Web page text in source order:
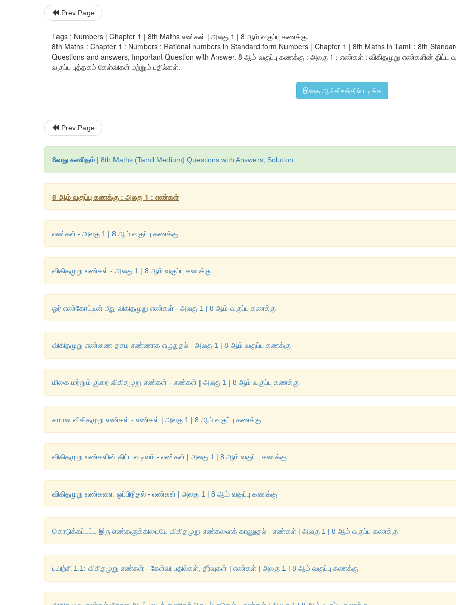
Prev Page
Tags : Numbers | Chapter 1 | 8th Maths எண்கள் | அலகு 1 | 8 ஆம் வகுப்பு கணக்கு.
8th Maths : Chapter 1 : Numbers : Rational numbers in Standard form Numbers | Chapter 1 | 8th Maths in Tamil : 8th
Questions and answers, Important Question with Answer. 8 ஆம் வகுப்பு கணக்கு : அலகு 1 : எண்கள் : விகிதமுறு எண்களின்
வகுப்பு புத்தகம் கேள்விகள் மற்றும் பதில்கள்.
இதை ஆங்கிலத்தில் படிக்க
Prev Page
8வது கணிதம் | 8th Maths (Tamil Medium) Questions with Answers, Solution
8 ஆம் வகுப்பு கணக்கு : அலகு 1 : எண்கள்
எண்கள் - அலகு 1 | 8 ஆம் வகுப்பு கணக்கு
விகிதமுறு எண்கள் - அலகு 1 | 8 ஆம் வகுப்பு கணக்கு
ஓர் எண்கோட்டின் மீது விகிதமுறு எண்கள் - அலகு 1 | 8 ஆம் வகுப்பு கணக்கு
விகிதமுறு எண்ணை தசம எண்ணாக எழுதுதல் - அலகு 1 | 8 ஆம் வகுப்பு கணக்கு
மிகை மற்றும் குறை விகிதமுறு எண்கள் - எண்கள் | அலகு 1 | 8 ஆம் வகுப்பு கணக்கு
சமான விகிதமுறு எண்கள் - எண்கள் | அலகு 1 | 8 ஆம் வகுப்பு கணக்கு
விகிதமுறு எண்களின் திட்ட வடிவம் - எண்கள் | அலகு 1 | 8 ஆம் வகுப்பு கணக்கு
விகிதமுறு எண்களை ஒப்பிடுதல் - எண்கள் | அலகு 1 | 8 ஆம் வகுப்பு கணக்கு
கொடுக்கப்பட்ட இரு எண்களுக்கிடையே விகிதமுறு எண்களைக் காணுதல் - எண்கள் | அலகு 1 | 8 ஆம் வகுப்பு கணக்கு
பயிற்சி 1.1: விகிதமுறு எண்கள் - கேள்வி பதில்கள், தீர்வுகள் | எண்கள் | அலகு 1 | 8 ஆம் வகுப்பு கணக்கு